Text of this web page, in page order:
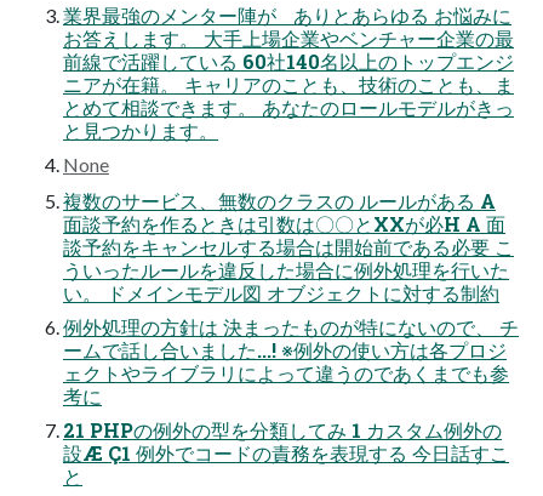
業界最強のメンター陣が ありとあらゆる お悩みに
お答えします。 大手上場企業やベンチャー企業の最
前線で活躍している 60社140名以上のトップエンジ
ニアが在籍。 キャリアのことも、技術のことも、ま
とめて相談できます。 あなたのロールモデルがきっ
と見つかります。
None
複数のサービス、無数のクラスの ルールがある A
面談予約を作るときは引数は〇〇とXXが必H A 面
談予約をキャンセルする場合は開始前である必要 こ
ういったルールを違反した場合に例外処理を行いた
い。 ドメインモデル図 オブジェクトに対する制約
例外処理の方針は 決まったものが特にないので、 チ
ームで話し合いました...! ※例外の使い方は各プロジ
ェクトやライブラリによって違うのであくまでも参
考に
21 PHPの例外の型を分類してみ 1 カスタム例外の
設Æ Ç1 例外でコードの責務を表現する 今日話すこ
と